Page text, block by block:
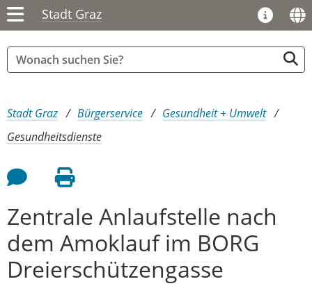
Stadt Graz
Sie sind hier:
Stadt Graz Bürgerservice
Gesundheit + Umwelt
Gesundheitsdienste
Feedback an Autor
Seite drucken
Zentrale Anlaufstelle nach
dem Amoklauf im BORG
Dreierschützengasse